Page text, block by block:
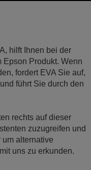
hilft Ihnen bei der
Epson Produkt. Wenn
fordert EVA Sie auf,
führt Sie durch den
rechts auf dieser
zuzugreifen und
um alternative
uns zu erkunden.